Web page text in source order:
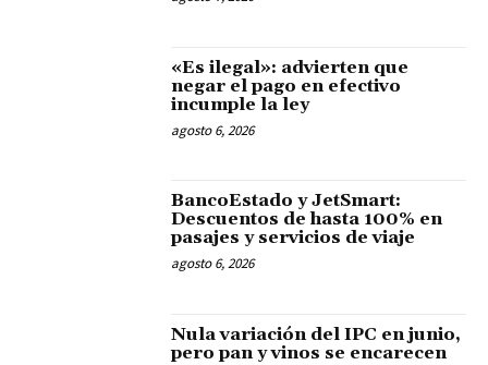
«Es ilegal»: advierten que
negar el pago en efectivo
incumple la ley
agosto 6, 2026
BancoEstado y JetSmart:
Descuentos de hasta 100% en
pasajes y servicios de viaje
agosto 6, 2026
Nula variación del IPC en junio,
pero pan y vinos se encarecen